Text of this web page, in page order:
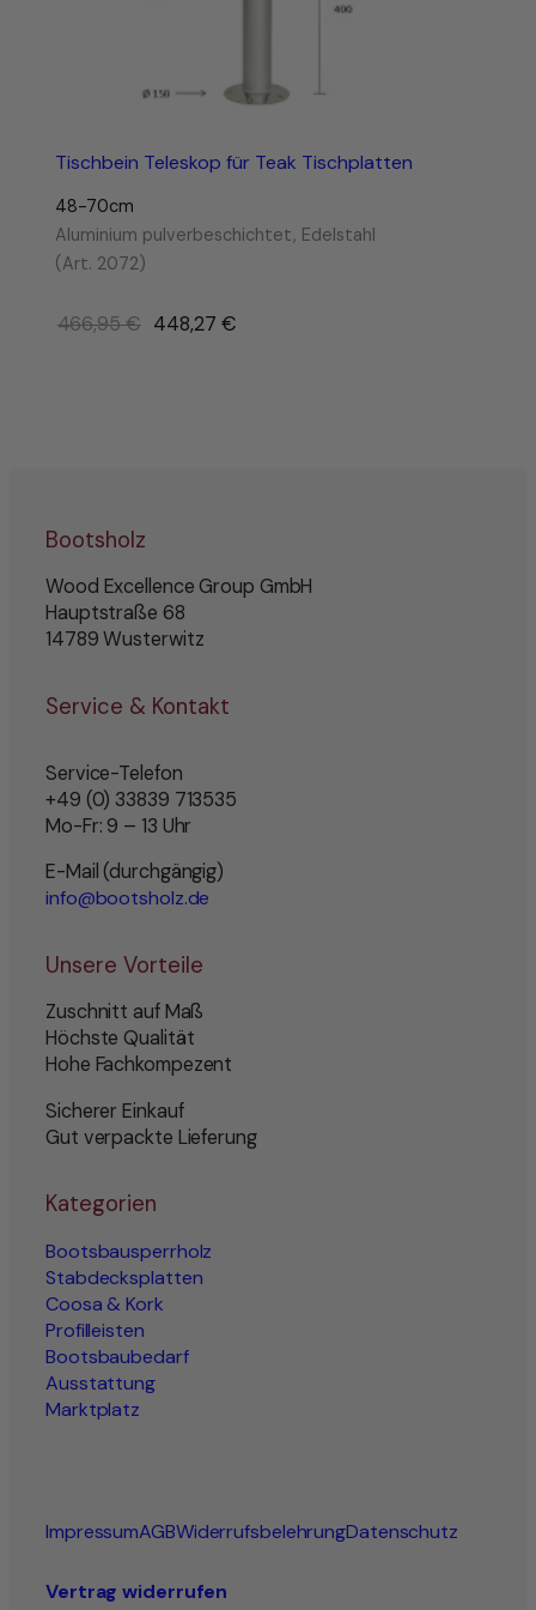
Tischbein Teleskop für Teak Tischplatten
48-70cm
Aluminium pulverbeschichtet, Edelstahl
(Art. 2072)
466,95€ Ursprünglicher
448,27 €
Bootsholz
Wood Excellence Group GmbH
Hauptstraße 68
14789 Wusterwitz
Service & Kontakt
Service-Telefon
+49 (0) 33839 713535
Mo-Fr: 9 – 13 Uhr
E-Mail (durchgängig)
info@bootsholz.de
Unsere Vorteile
Zuschnitt auf Maß
Höchste Qualität
Hohe Fachkompezent
Sicherer Einkauf
Gut verpackte Lieferung
Kategorien
Bootsbausperrholz
Stabdecksplatten
Coosa & Kork
Profilleisten
Bootsbaubedarf
Ausstattung
Marktplatz
ImpressumAGBWiderrufsbelehrungDatenschutz
Vertrag widerrufen